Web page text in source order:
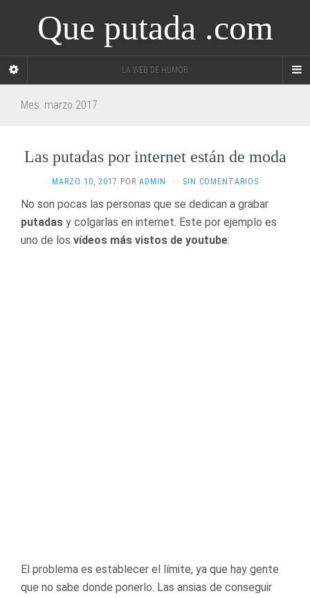
Que putada .com
LA WEB DE HUMOR
Mes: marzo 2017
Las putadas por internet están de moda
MARZO 10, 2017 POR ADMIN · SIN COMENTARIOS
No son pocas las personas que se dedican a grabar
putadas y colgarlas en internet. Este por ejemplo es
uno de los vídeos más vistos de youtube:
El problema es establecer el límite, ya que hay gente
que no sabe donde ponerlo. Las ansias de conseguir